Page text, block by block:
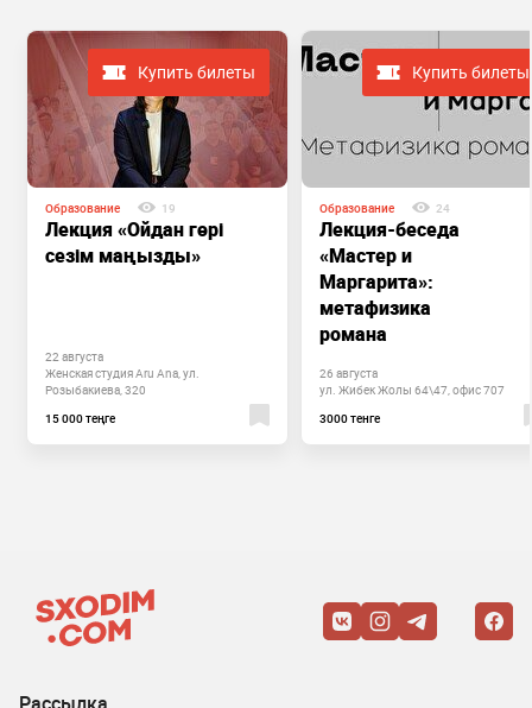
Купить билеты
Образование 19
Лекция «Ойдан гөрі
сезім маңызды»
22 августа
Женская студия Aru Ana, ул.
Розыбакиева, 320
15 000 теңге
Купить билеты
Образование 24
Лекция-беседа
«Мастер и
Маргарита»:
метафизика
романа
26 августа
ул. Жибек Жолы 64\47, офис 707
3000 тенге